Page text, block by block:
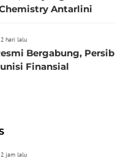
Antarlini
2 hari lalu
Bergabung, Persib
Finansial
2 jam lalu